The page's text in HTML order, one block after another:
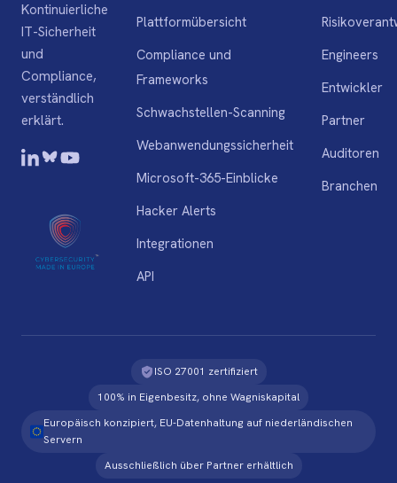
Kontinuierliche
IT-Sicherheit
und
Compliance,
verständlich
erklärt.
Plattformübersicht
Compliance und
Frameworks
Schwachstellen-Scanning
Webanwendungssicherheit
Microsoft-365-Einblicke
Hacker Alerts
Integrationen
API
Engineers
Entwickler
Partner
Auditoren
Branchen
ISO 27001 zertifiziert
100% in Eigenbesitz, ohne Wagniskapital
Europäisch konzipiert, EU-Datenhaltung auf niederländischen
Servern
Ausschließlich über Partner erhältlich